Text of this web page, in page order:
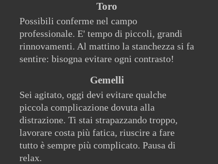
Toro
Possibili conferme nel campo
professionale. E' tempo di piccoli, grandi
rinnovamenti. Al mattino la stanchezza si fa
sentire: bisogna evitare ogni contrasto!
Gemelli
Sei agitato, oggi devi evitare qualche
piccola complicazione dovuta alla
distrazione. Ti stai strapazzando troppo,
lavorare costa più fatica, riuscire a fare
tutto è sempre più complicato. Pausa di
relax.